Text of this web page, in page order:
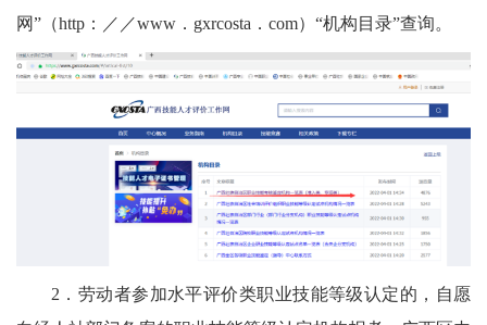
网”（http：／／www．gxrcosta．com）“机构目录”查询。
2．劳动者参加水平评价类职业技能等级认定的，自愿